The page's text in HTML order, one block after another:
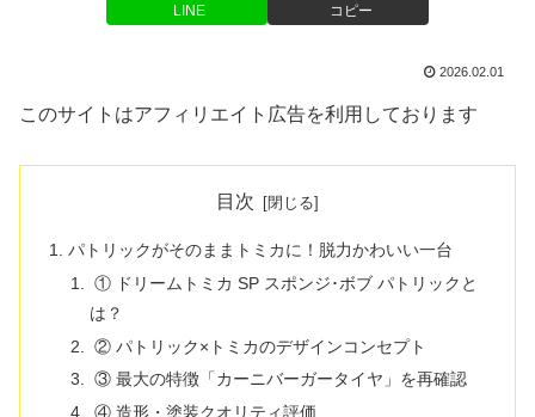
LINE コピー
2026.02.01
このサイトはアフィリエイト広告を利用しております
目次
パトリックがそのままトミカに！脱力かわいい一台
① ドリームトミカ SP スポンジ･ボブ パトリックと
は？
② パトリック×トミカのデザインコンセプト
③ 最大の特徴「カーニバーガータイヤ」を再確認
④ 造形・塗装クオリティ評価